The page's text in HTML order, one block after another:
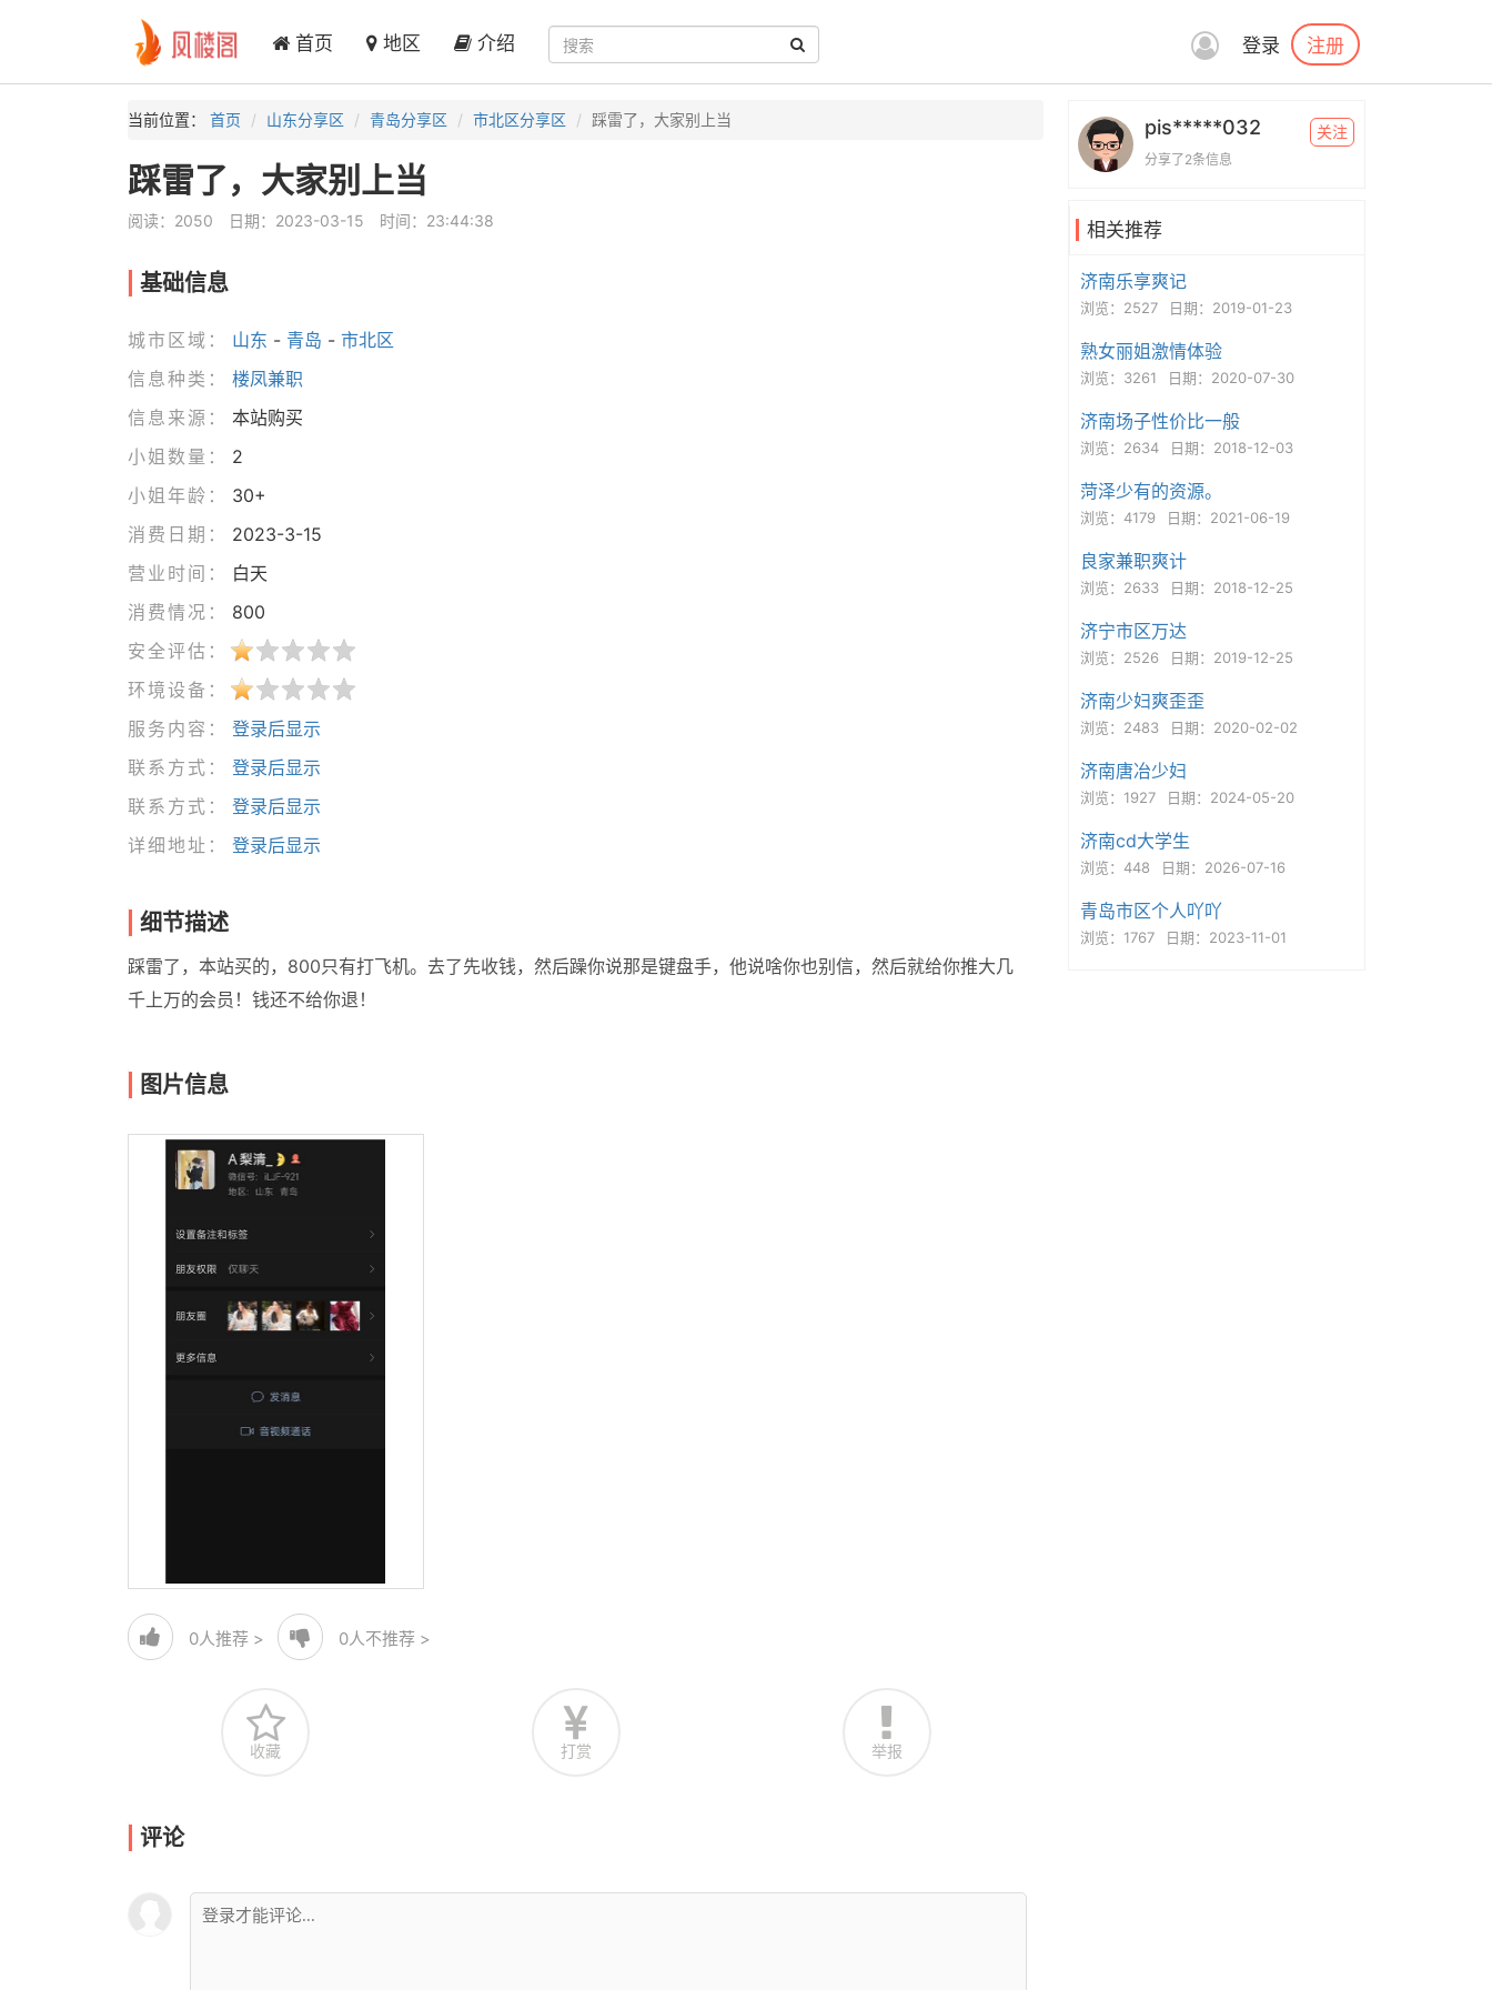
首页 地区 介绍 登录 注册
当前位置： 首页 山东分享区 青岛分享区 市北区分享区 踩雷了，大家别上当
踩雷了，大家别上当
阅读：2050 日期：2023-03-15 时间：23:44:38
基础信息
城市区域： 山东 - 青岛 - 市北区
信息种类：
楼凤兼职
信息来源：
本站购买
小姐数量：
2
小姐年龄：
30+
消费日期：
2023-3-15
营业时间：
白天
消费情况：
800
安全评估：
环境设备：
服务内容：
登录后显示
联系方式：
登录后显示
联系方式：
登录后显示
详细地址：
登录后显示
细节描述
踩雷了，本站买的，800只有打飞机。去了先收钱，然后躁你说那是键盘手，他说啥你也别信，然后就给你推大几
千上万的会员！钱还不给你退！
图片信息
0人推荐 > 0人不推荐 >
收藏 打赏 举报
评论
pis*****032
分享了2条信息
关注
相关推荐
济南乐享爽记
浏览：2527 日期：2019-01-23
熟女丽姐激情体验
浏览：3261 日期：2020-07-30
济南场子性价比一般
浏览：2634 日期：2018-12-03
菏泽少有的资源。
浏览：4179 日期：2021-06-19
良家兼职爽计
浏览：2633 日期：2018-12-25
济宁市区万达
浏览：2526 日期：2019-12-25
济南少妇爽歪歪
浏览：2483 日期：2020-02-02
济南唐冶少妇
浏览：1927 日期：2024-05-20
济南cd大学生
浏览：448 日期：2026-07-16
青岛市区个人吖吖
浏览：1767 日期：2023-11-01